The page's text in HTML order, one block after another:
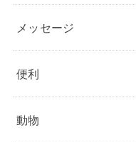
メッセージ
便利
動物